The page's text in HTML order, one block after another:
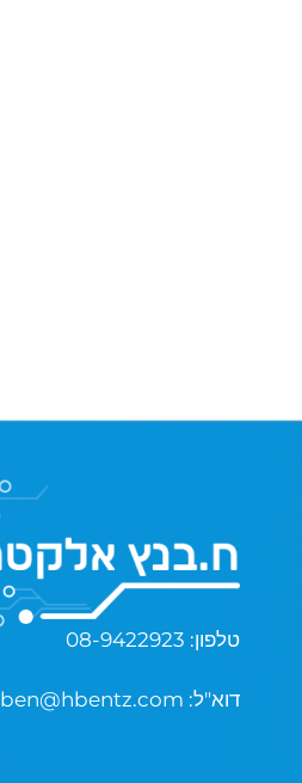
08-9422923 :טלפון
ben@hbentz.com :דוא"ל